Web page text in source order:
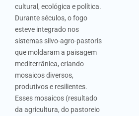
cultural, ecológica e política.
Durante séculos, o fogo
esteve integrado nos
sistemas silvo-agro-pastoris
que moldaram a paisagem
mediterrânica, criando
mosaicos diversos,
produtivos e resilientes.
Esses mosaicos (resultado
da agricultura, do pastoreio